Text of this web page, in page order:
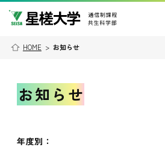
HOME > お知らせ
お知らせ
年度別 ：